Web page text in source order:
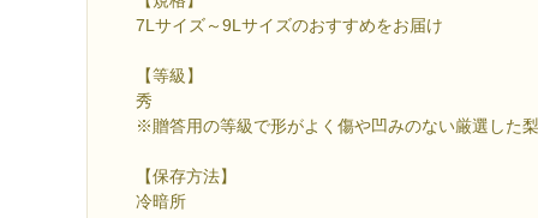
7Lサイズ～9Lサイズのおすすめをお届け
【等級】
秀
※贈答用の等級で形がよく傷や凹みのない厳選した
【保存方法】
冷暗所